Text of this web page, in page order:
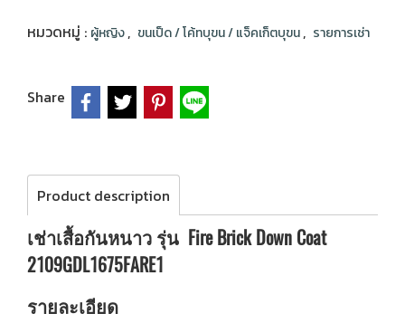
หมวดหมู่ : ผู้หญิง, ขนเป็ด / โค้ทบุขน / แจ็คเก็ตบุขน, รายการเช่า
Share
Product description
เช่าเสื้อกันหนาว รุ่น Fire Brick Down Coat
2109GDL1675FARE1
รายละเอียด